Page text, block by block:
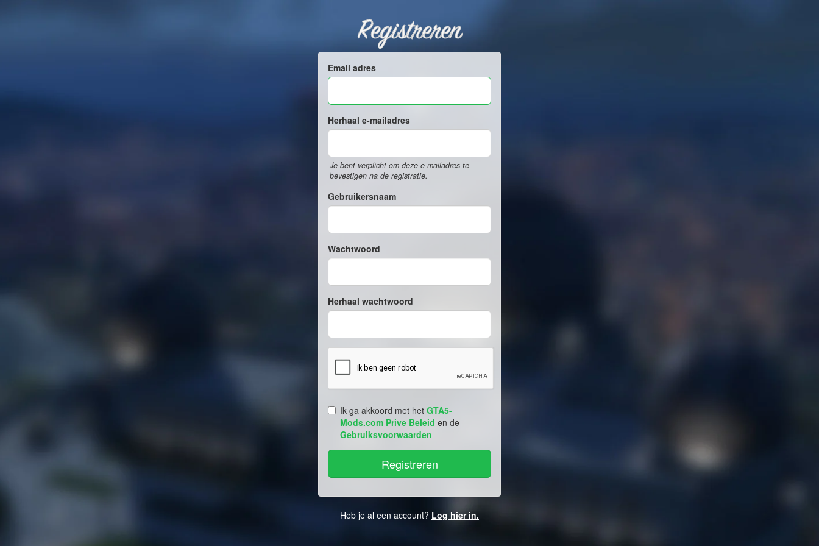
Registreren
Email adres
Herhaal e-mailadres
Je bent verplicht om deze e-mailadres te
bevestigen na de registratie.
Gebruikersnaam
Wachtwoord
Herhaal wachtwoord
Ik ga akkoord met het GTA5-
Mods.com Prive Beleid en de
Gebruiksvoorwaarden
Heb je al een account? Log hier in.